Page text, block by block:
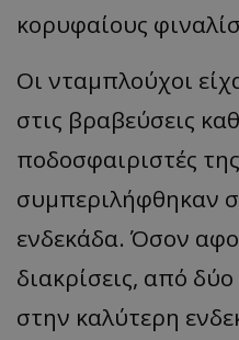
κορυφαίους
Οι νταμπλούχοι
στις βραβεύσεις
ποδοσφαιριστές
συμπεριλήφθηκαν
ενδεκάδα. Όσον
διακρίσεις, από
στην καλύτερη